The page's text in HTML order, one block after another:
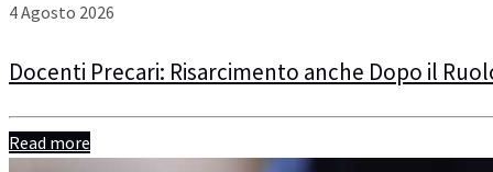
4 Agosto 2026
Docenti Precari: Risarcimento anche Dopo il
Read more